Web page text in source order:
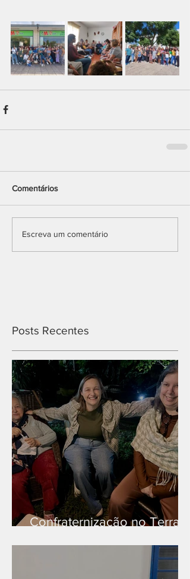
Comentários
Escreva um comentário
Posts Recentes
Confraternização no Terra